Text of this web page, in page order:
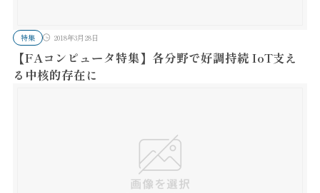
特集 2018年3月28日
【FAコンピュータ特集】各分野で好調持続 IoT支え
る中核的存在に